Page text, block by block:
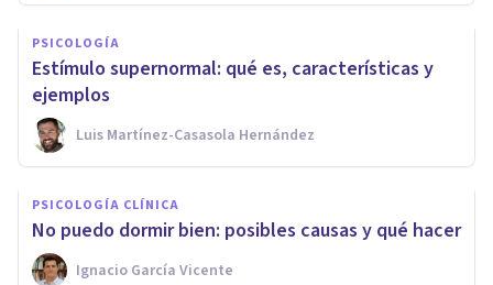
PSICOLOGÍA
Estímulo supernormal: qué es, características y
ejemplos
Luis Martínez-Casasola Hernández
PSICOLOGÍA CLÍNICA
No puedo dormir bien: posibles causas y qué hacer
Ignacio García Vicente